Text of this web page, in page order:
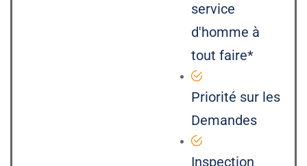
service
d'homme à
tout faire*
Priorité sur les
Demandes
Inspection